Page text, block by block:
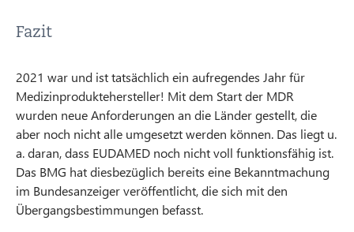
Fazit
2021 war und ist tatsächlich ein aufregendes Jahr für
Medizinproduktehersteller! Mit dem Start der MDR
wurden neue Anforderungen an die Länder gestellt, die
aber noch nicht alle umgesetzt werden können. Das liegt u.
a. daran, dass EUDAMED noch nicht voll funktionsfähig ist.
Das BMG hat diesbezüglich bereits eine Bekanntmachung
im Bundesanzeiger veröffentlicht, die sich mit den
Übergangsbestimmungen befasst.